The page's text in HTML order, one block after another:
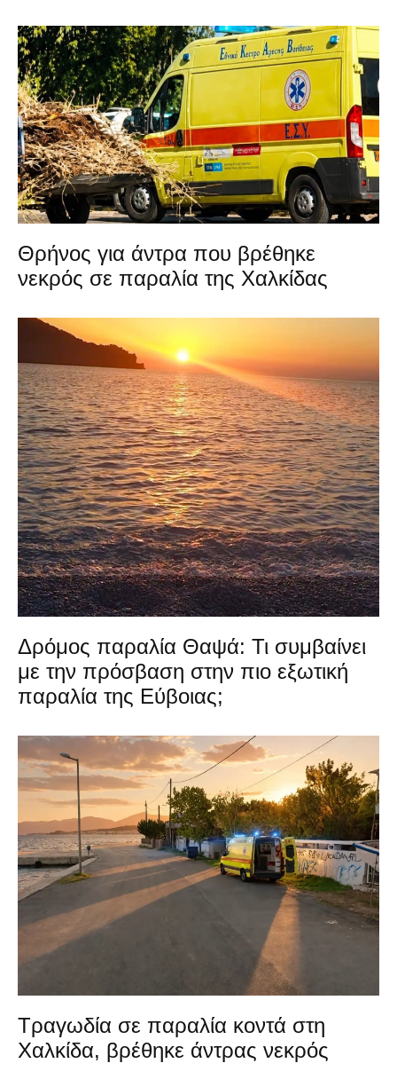
Θρήνος για άντρα που βρέθηκε
νεκρός σε παραλία της Χαλκίδας
Δρόμος παραλία Θαψά: Τι συμβαίνει
με την πρόσβαση στην πιο εξωτική
παραλία της Εύβοιας;
Τραγωδία σε παραλία κοντά στη
Χαλκίδα, βρέθηκε άντρας νεκρός